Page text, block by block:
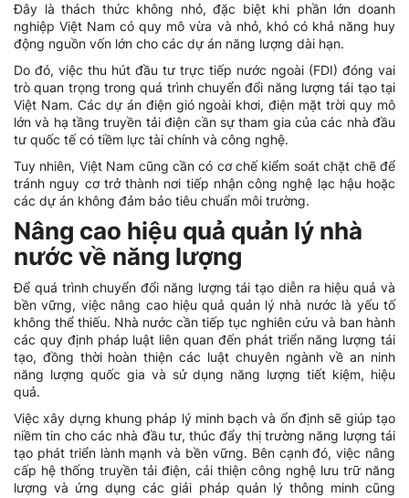
Đây là thách thức không nhỏ, đặc biệt khi phần lớn doanh
nghiệp Việt Nam có quy mô vừa và nhỏ, khó có khả năng huy
động nguồn vốn lớn cho các dự án năng lượng dài hạn.
Do đó, việc thu hút đầu tư trực tiếp nước ngoài (FDI) đóng vai
trò quan trọng trong quá trình chuyển đổi năng lượng tái tạo tại
Việt Nam. Các dự án điện gió ngoài khơi, điện mặt trời quy mô
lớn và hạ tầng truyền tải điện cần sự tham gia của các nhà đầu
tư quốc tế có tiềm lực tài chính và công nghệ.
Tuy nhiên, Việt Nam cũng cần có cơ chế kiểm soát chặt chẽ để
tránh nguy cơ trở thành nơi tiếp nhận công nghệ lạc hậu hoặc
các dự án không đảm bảo tiêu chuẩn môi trường.
Nâng cao hiệu quả quản lý nhà
nước về năng lượng
Để quá trình chuyển đổi năng lượng tái tạo diễn ra hiệu quả và
bền vững, việc nâng cao hiệu quả quản lý nhà nước là yếu tố
không thể thiếu. Nhà nước cần tiếp tục nghiên cứu và ban hành
các quy định pháp luật liên quan đến phát triển năng lượng tái
tạo, đồng thời hoàn thiện các luật chuyên ngành về an ninh
năng lượng quốc gia và sử dụng năng lượng tiết kiệm, hiệu
quả.
Việc xây dựng khung pháp lý minh bạch và ổn định sẽ giúp tạo
niềm tin cho các nhà đầu tư, thúc đẩy thị trường năng lượng tái
tạo phát triển lành mạnh và bền vững. Bên cạnh đó, việc nâng
cấp hệ thống truyền tải điện, cải thiện công nghệ lưu trữ năng
lượng và ứng dụng các giải pháp quản lý thông minh cũng